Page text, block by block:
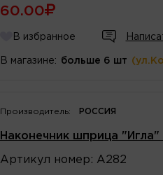
60.00
В избранное
В магазине: больше 6 шт
Производитель: РОССИЯ
Наконечник шприца "Игла"
Артикул номер : А282